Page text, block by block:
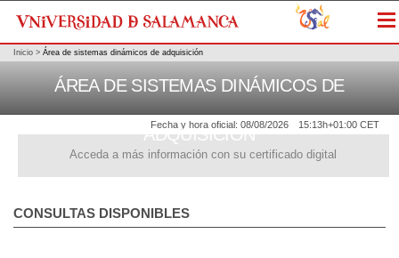
Fecha y hora oficial: 08/08/2026 15:13h+01:00 CET
Acceda a más información con su certificado digital
Inicio > Área de sistemas dinámicos de adquisición
ÁREA DE SISTEMAS DINÁMICOS DE
ADQUISICIÓN
CONSULTAS DISPONIBLES